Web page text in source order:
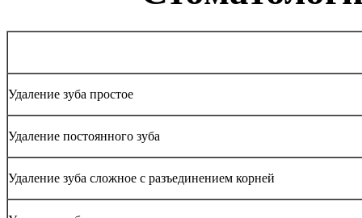
Удаление зуба простое
Удаление постоянного зуба
Удаление зуба сложное с разъединением корней